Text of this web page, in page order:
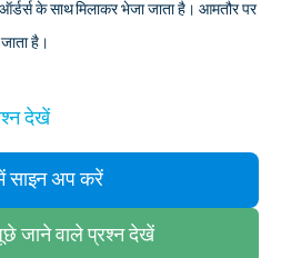
के साथ मिलाकर भेजा जाता है। आमतौर पर
है।
देखें
साइन अप करें
जाने वाले प्रश्न देखें